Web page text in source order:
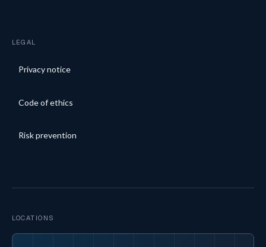
LEGAL
Privacy notice
Code of ethics
Risk prevention
LOCATIONS